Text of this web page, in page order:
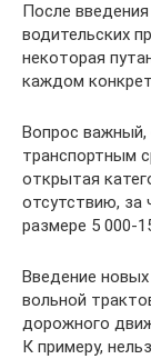
После
водительских
некоторая
каждом
Вопрос важный,
транспортным
открытая
отсутствию,
размере 5 000-
Введение
вольной
дорожного
К примеру,